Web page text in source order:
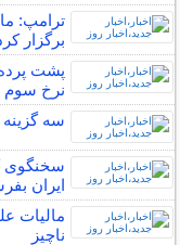
برگزار
نرخ سوم
سه گزینه
سخنگوی
ایران
مالیات
ناچیز